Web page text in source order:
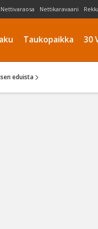
Nettivaraosa Nettikaravaani
Taukopaikka 30
eduista